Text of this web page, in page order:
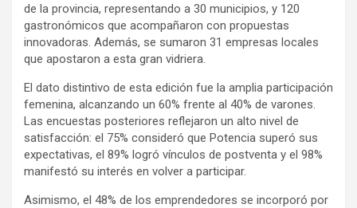
de la provincia, representando a 30 municipios, y 120
gastronómicos que acompañaron con propuestas
innovadoras. Además, se sumaron 31 empresas locales
que apostaron a esta gran vidriera.
El dato distintivo de esta edición fue la amplia participación
femenina, alcanzando un 60% frente al 40% de varones.
Las encuestas posteriores reflejaron un alto nivel de
satisfacción: el 75% consideró que Potencia superó sus
expectativas, el 89% logró vínculos de postventa y el 98%
manifestó su interés en volver a participar.
Asimismo, el 48% de los emprendedores se incorporó por